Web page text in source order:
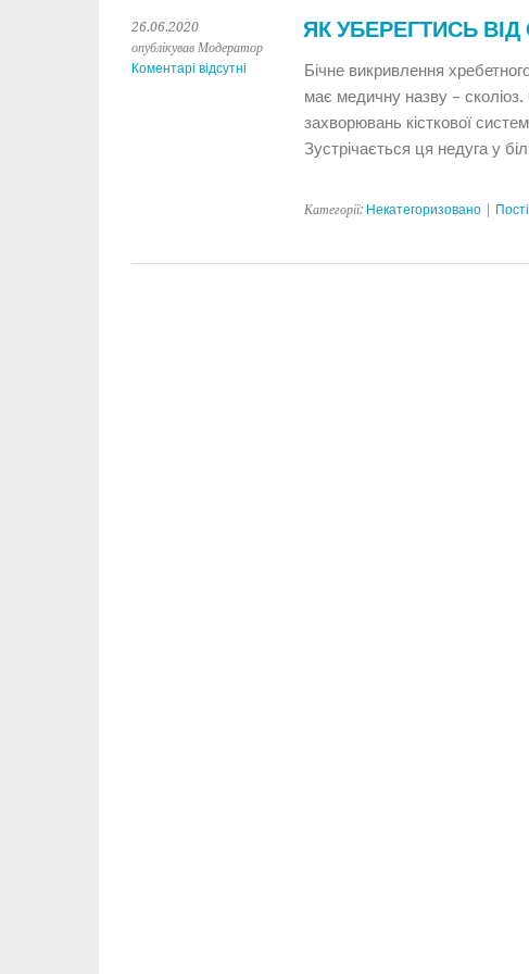
26.06.2020
опублікував Модератор
Коментарі відсутні
ЯК УБЕРЕГТИСЬ ВІД
Бічне викривлення
має медичну назву –
захворювань кісткової
Зустрічається ця недуга у
Категорії: Некатегоризовано|